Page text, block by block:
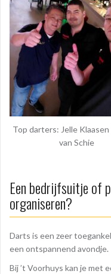
Top darters: Jelle Klaasen
van Schie
Een bedrijfsuitje of
organiseren?
Darts is een zeer
een ontspannend avondje.
Bij ’t Voorhuys kan je met